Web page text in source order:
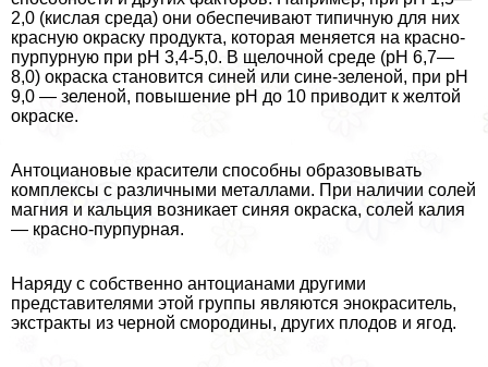
2,0 (кислая среда) они обеспечивают типичную для них
красную окраску продукта, которая меняется на красно-
пурпурную при pH 3,4-5,0. В щелочной среде (pH 6,7—
8,0) окраска становится синей или сине-зеленой, при pH
9,0 — зеленой, повышение pH до 10 приводит к желтой
окраске.
Антоциановые красители способны образовывать
комплексы с различными металлами. При наличии солей
магния и кальция возникает синяя окраска, солей калия
— красно-пурпурная.
Наряду с собственно антоцианами другими
представителями этой группы являются энокраситель,
экстpaкты из черной смородины, других плодов и ягод.